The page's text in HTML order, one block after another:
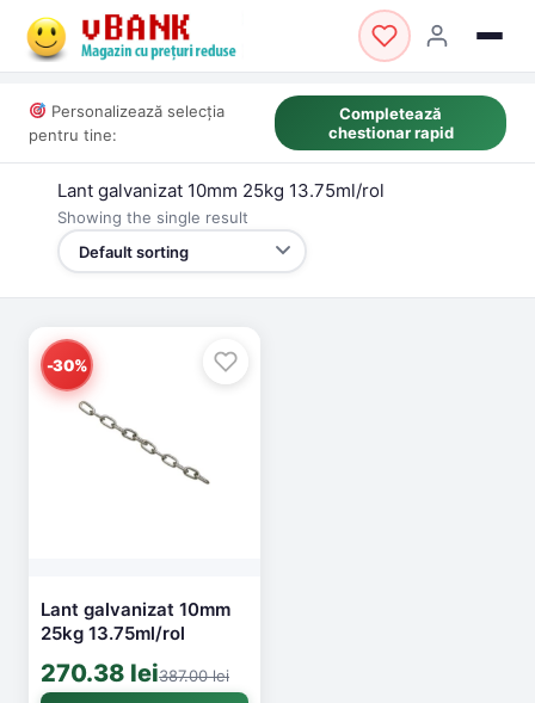
Personalizează selecția
pentru tine:
Completează
chestionar rapid
Lant galvanizat 10mm 25kg 13.75ml/rol
Showing the single result
-30%
Lant galvanizat 10mm
25kg 13.75ml/rol
270.38 lei387.00 lei